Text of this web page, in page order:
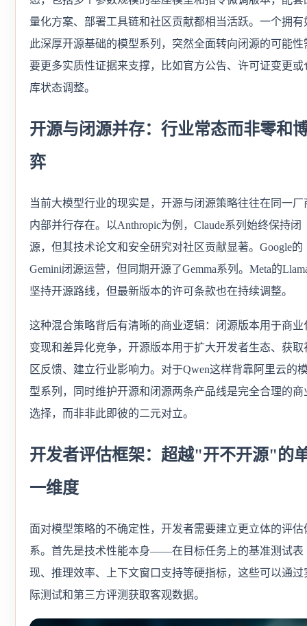
量化方案、部署工具链和社区贡献都相当活跃。一个拥有
此深厚开源基础的模型系列，突然全面转向闭源的可能性
要更多实质性证据来支撑，比如官方公告、许可证变更或
库状态调整。
开源与闭源并存：行业常态而非零和
弈
当前大模型行业的现实是，开源与闭源策略往往在同一厂
内部并行存在。以Anthropic为例，Claude系列始终保持闭
源，但其技术论文和安全研究对社区贡献显著。Google的
Gemini闭源运营，但同期开源了Gemma系列。Meta的
坚持开源路线，但最新版本的许可条款也在持续调整。
这种混合策略背后有清晰的商业逻辑：闭源版本用于商业
变现和差异化竞争，开源版本用于扩大开发者生态、获取
区反馈、建立行业影响力。对于Qwen这样背靠阿里云的
型系列，同时维护开源和闭源两条产品线是完全合理的商
选择，而非非此即彼的二元对立。
开发者评估框架：超越"开不开源"的
一维度
面对模型策略的不确定性，开发者需要建立更立体的评估
系。首先是技术性能本身——在目标任务上的基准测试表
现、推理效率、上下文窗口支持等硬指标，这些可以通过
际测试和第三方评测获取客观数据。